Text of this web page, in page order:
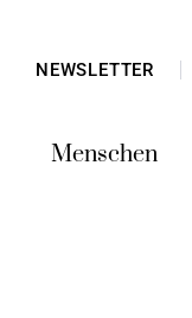
NEWSLETTER
Menschen